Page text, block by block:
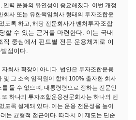
인력 운용의 유연성이 중요해졌다. 이번 개정
회사 또는 유한책임회사 형태의 투자조합운
도록 하고, 해당 전문회사가 벤처투자조합
할 수 있는 근거를 마련한다. 이는 국내
직 중심에서 펀드별 전문 운용체계로 이
점이다.
회사 확장이 아니다. 법안은 투자조합운용
및 그 소속 임직원이 합해 100% 출자한 회사
둘 수 없으며, 대통령령으로 정하는 전문인
하나의 투자조합운용전문회사는 하나의 벤
도록 설계돼 있다. 이는 운용 전문성을 높이
는 균형적 접근이다. 따라서 이 제도는 단순